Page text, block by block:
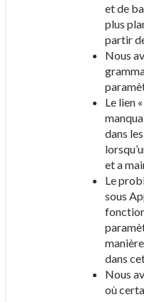
et de
plus
partir
Nous
Le lien
dans
et a
Le
sous
dans
Nous
où